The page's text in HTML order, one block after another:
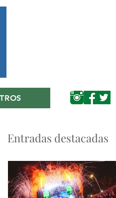
Entradas destacadas